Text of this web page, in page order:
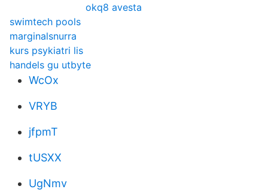
okq8 avesta
swimtech pools
marginalsnurra
kurs psykiatri lis
handels gu utbyte
WcOx
VRYB
jfpmT
tUSXX
UgNmv